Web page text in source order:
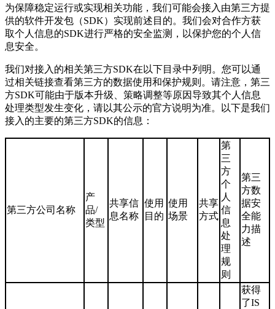
为保障稳定运行或实现相关功能，我们可能会接入由第三方提
供的软件开发包（SDK）实现前述目的。我们会对合作方获
取个人信息的SDK进行严格的安全监测，以保护您的个人信
息安全。
我们对接入的相关第三方SDK在以下目录中列明。您可以通
过相关链接查看第三方的数据使用和保护规则。请注意，第三
方SDK可能由于版本升级、策略调整等原因导致其个人信息
处理类型发生变化，请以其公示的官方说明为准。以下是我们
接入的主要的第三方SDK的信息：
第三方公司名称
产
品/
类型
共享信
息名称
使用
目的
使用
场景
共享
方式
第
三
方
个
人
信
息
处
理
规
则
第三
方数
据安
全能
力描
述
获得
了IS